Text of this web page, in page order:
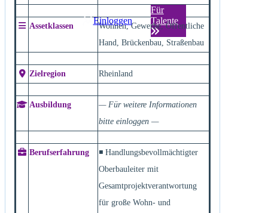
Einloggen
Für
Talente
Assetklassen
Wohnen, Gewerbe, Öffentliche
Hand, Brückenbau, Straßenbau
Zielregion Rheinland
Ausbildung
— Für weitere Informationen
bitte einloggen —
Berufserfahrung
◾ Handlungsbevollmächtigter
Oberbauleiter mit
Gesamtprojektverantwortung
für große Wohn- und